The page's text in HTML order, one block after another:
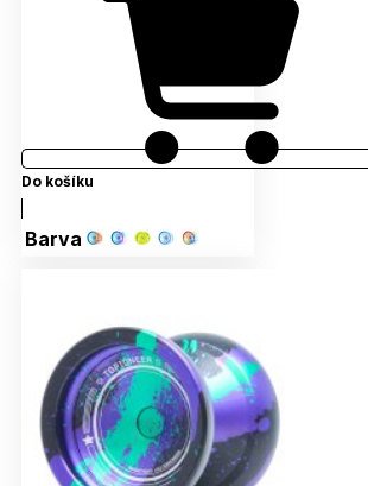
Do košíku
Barva